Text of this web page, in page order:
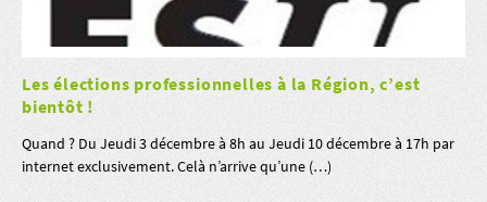
Les élections professionnelles à la Région, c’est
bientôt !
Quand ? Du Jeudi 3 décembre à 8h au Jeudi 10 décembre à 17h par
internet exclusivement. Celà n’arrive qu’une (…)